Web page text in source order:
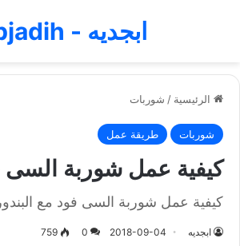
ابجديه - Abjadih
الرئيسية / شوربات
شوربات طريقة عمل
كيفية عمل شوربة السى
كيفية عمل شوربة السى فود مع
ابجديه 2018-09-04
0
759